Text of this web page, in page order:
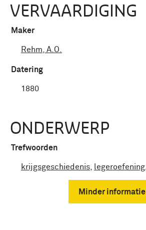
VERVAARDIGING
Maker
Rehm, A.O.
Datering
1880
ONDERWERP
Trefwoorden
krijgsgeschiedenis legeroefening
Minder informatie